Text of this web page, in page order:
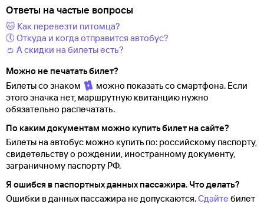
Ответы на частые вопросы
🐱 Как перевезти питомца?
🕔 Откуда и когда отправится автобус?
👛 А скидки на билеты есть?
Можно не печатать билет?
Билеты со знаком
можно показать со смартфона. Если
этого значка нет, маршрутную квитанцию нужно
обязательно распечатать.
По каким документам можно купить билет на сайте?
Билеты на автобус можно купить по: российскому паспорту,
свидетельству о рождении, иностранному документу,
заграничному паспорту РФ.
Я ошибся в паспортных данных пассажира. Что делать?
Ошибки в данных пассажира не допускаются.Сдайте билет